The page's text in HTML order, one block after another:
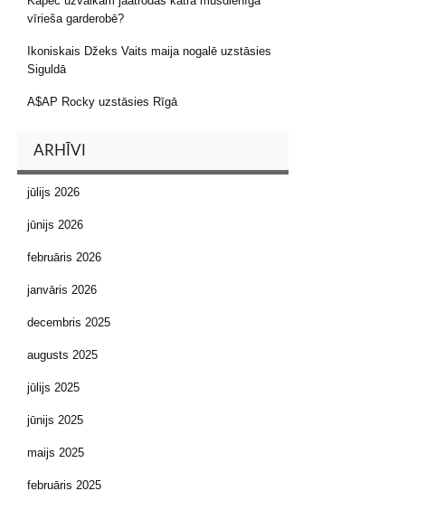
vīrieša garderobē?
Ikoniskais Džeks Vaits maija nogalē uzstāsies
Siguldā
A$AP Rocky uzstāsies Rīgā
ARHĪVI
jūlijs 2026
jūnijs 2026
februāris 2026
janvāris 2026
decembris 2025
augusts 2025
jūlijs 2025
jūnijs 2025
maijs 2025
februāris 2025